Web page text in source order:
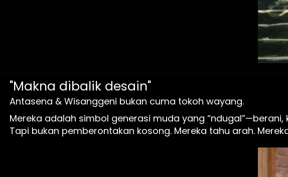
"Makna dibalik desain"
Antasena & Wisanggeni bukan cuma tokoh wayang.
Mereka adalah simbol generasi muda yang
Tapi bukan pemberontakan kosong. Mereka tahu arah.